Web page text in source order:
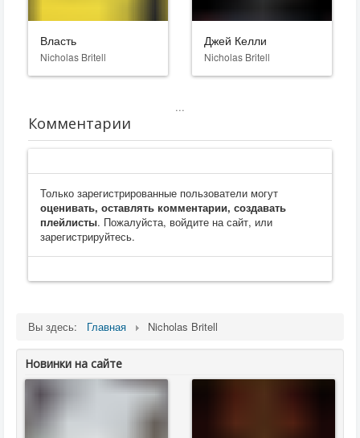
Власть
Nicholas Britell
Джей Келли
Nicholas Britell
...
Комментарии
Только зарегистрированные пользователи могут
оценивать, оставлять комментарии, создавать
плейлисты. Пожалуйста, войдите на сайт, или
зарегистрируйтесь.
Вы здесь: Главная Nicholas Britell
Новинки на сайте